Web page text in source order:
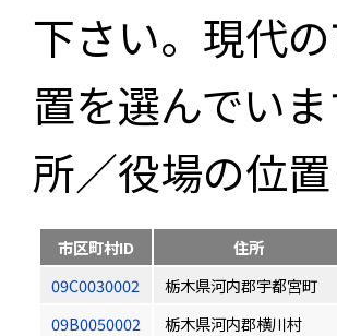
下さい。現代
置を選んでい
所／役場の位
市区町村ID
住所
09C0030002
栃木県河内郡宇都宮町
09B0050002
栃木県河内郡横川村